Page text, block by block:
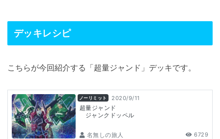
デッキレシピ
こちらが今回紹介する「超量ジャンド」デッキです。
ノーリミット 2020/9/11
超量ジャンド
ジャンクドッペル
名無しの旅人 6729